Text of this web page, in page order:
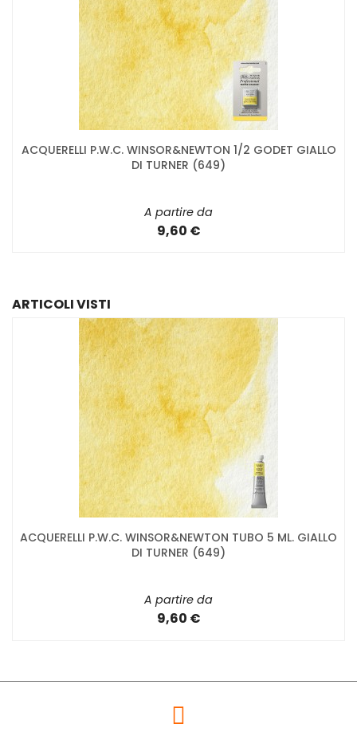
ACQUERELLI P.W.C. WINSOR&NEWTON 1/2 GODET GIALLO
DI TURNER (649)
A partire da
9,60 €
ARTICOLI VISTI
ACQUERELLI P.W.C. WINSOR&NEWTON TUBO 5 ML. GIALLO
DI TURNER (649)
A partire da
9,60 €